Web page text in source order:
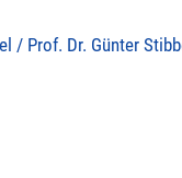
/ Prof. Dr. Günter